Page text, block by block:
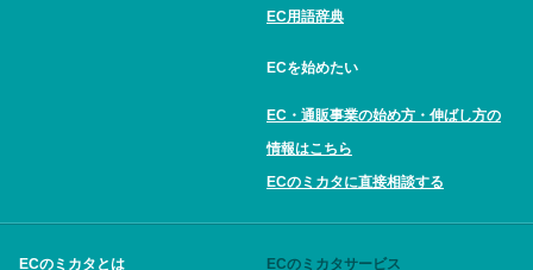
EC用語辞典
ECを始めたい
EC・通販事業の始め方・伸ばし方の
情報はこちら
ECのミカタに直接相談する
ECのミカタとは ECのミカタサービス